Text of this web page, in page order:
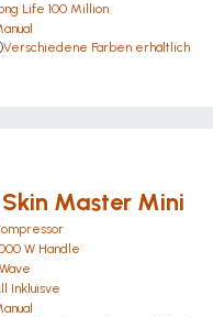
Life 100 Million
Verschiedene Farben erhältlich
Master Mini
W Handle
Inkluisve